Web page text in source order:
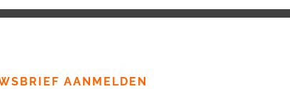
AANMELDEN